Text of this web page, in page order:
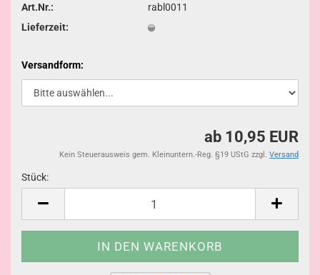
Art.Nr.:
rabl0011
Lieferzeit:
Versandform:
ab 10,95 EUR
Kein Steuerausweis gem. Kleinuntern.-Reg. §19 UStG zzgl. Versand
Stück: